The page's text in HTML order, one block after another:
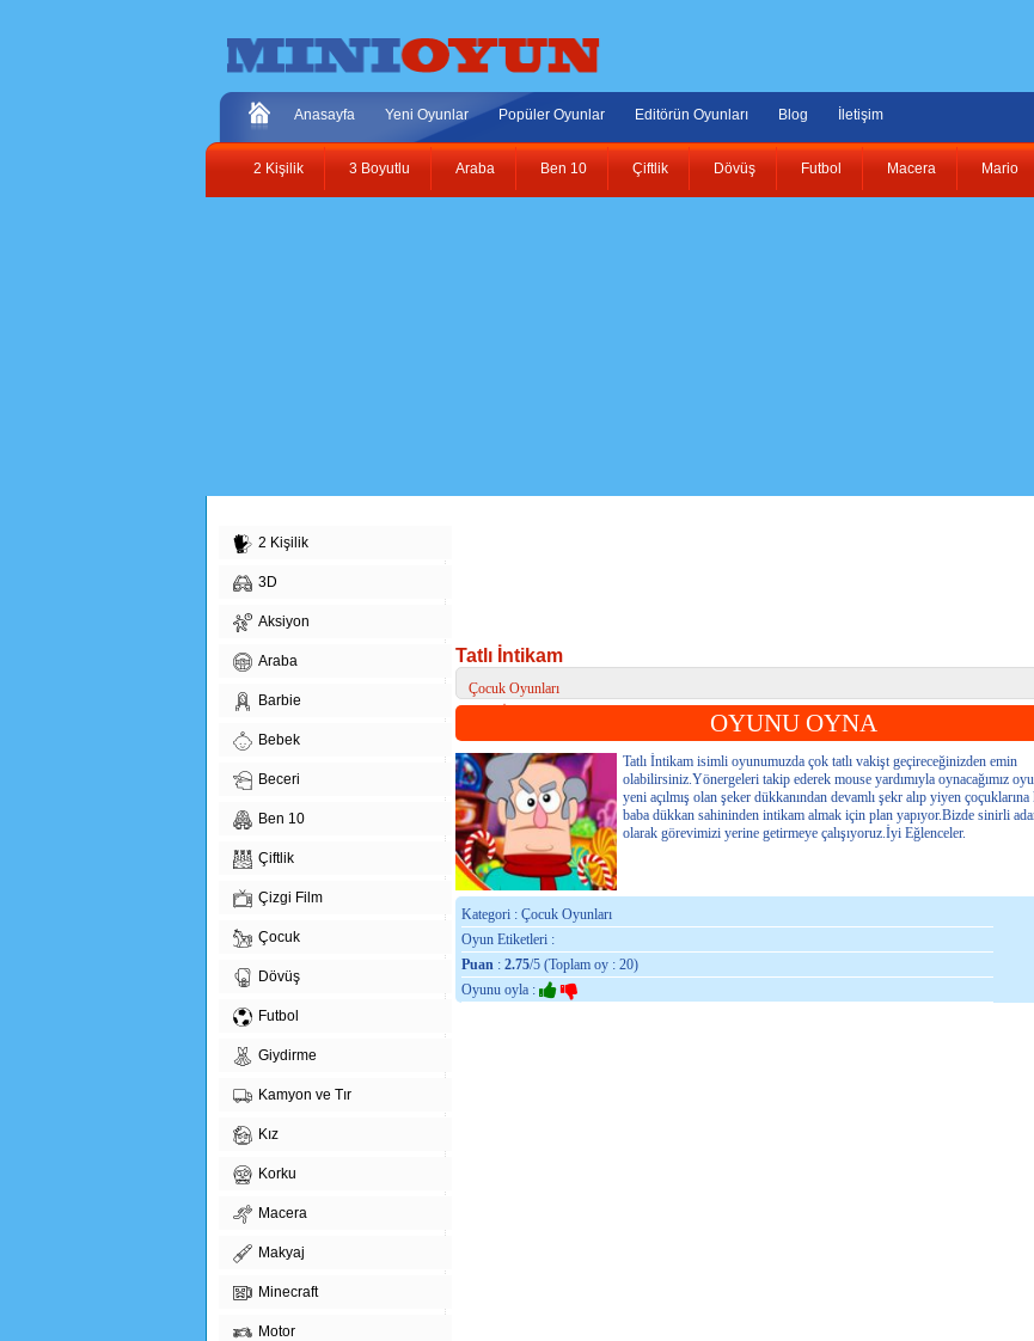
Anasayfa Yeni Oyunlar Popüler Oyunlar Editörün Oyunları Blog İletişim
2 Kişilik 3 Boyutlu Araba Ben 10 Çiftlik Dövüş Futbol Macera Mario
2 Kişilik
3D
Aksiyon
Araba
Barbie
Bebek
Beceri
Ben 10
Çiftlik
Çizgi Film
Çocuk
Dövüş
Futbol
Giydirme
Kamyon ve Tır
Kız
Korku
Macera
Makyaj
Minecraft
Motor
Tatlı İntikam
Çocuk Oyunları
OYUNU OYNA
Tatlı İntikam isimli oyunumuzda çok tatlı vakişt geçireceğinizden emin
olabilirsiniz.Yönergeleri takip ederek mouse yardımıyla oynacağımız
yeni açılmış olan şeker dükkanından devamlı şekr alıp yiyen
baba dükkan sahininden intikam almak için plan yapıyor.Bizde sinirli
olarak görevimizi yerine getirmeye çalışıyoruz.İyi Eğlenceler.
Kategori : Çocuk Oyunları
Oyun Etiketleri :
Puan : 2.75/5 (Toplam oy : 20)
Oyunu oyla :